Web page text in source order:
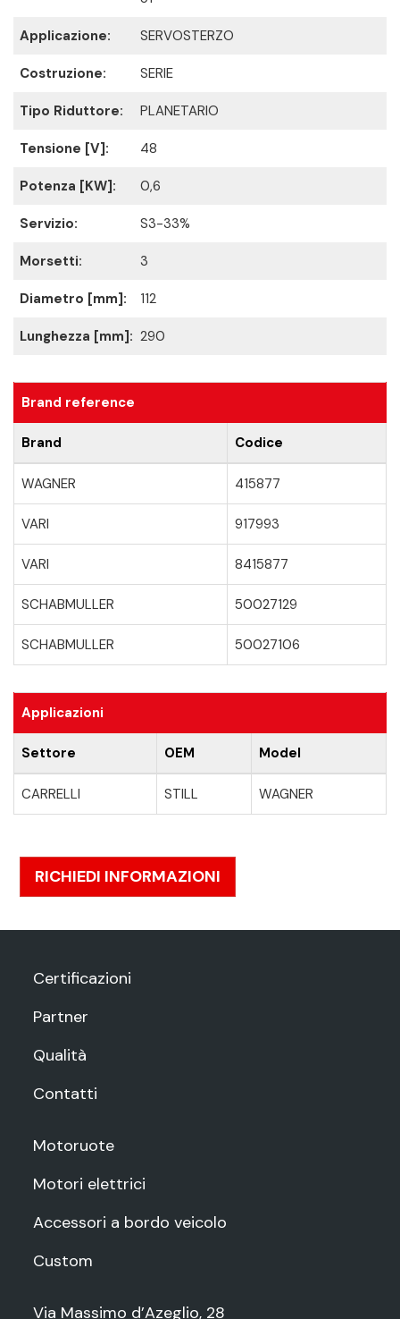
Applicazione: SERVOSTERZO
Costruzione: SERIE
Tipo Riduttore: PLANETARIO
Tensione [V]: 48
Potenza [KW]: 0,6
Servizio: S3-33%
Morsetti: 3
Diametro [mm]: 112
Lunghezza [mm]: 290
Brand reference
Brand Codice
WAGNER 415877
VARI 917993
VARI 8415877
SCHABMULLER 50027129
SCHABMULLER 50027106
Applicazioni
Settore OEM Model
CARRELLI STILL WAGNER
RICHIEDI INFORMAZIONI
Certificazioni
Partner
Qualità
Contatti
Motoruote
Motori elettrici
Accessori a bordo veicolo
Custom
Via Massimo d’Azeglio, 28